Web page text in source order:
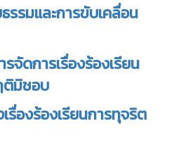
รรมและการขับเคลื่อน
จัดการเรื่องร้องเรียน
ติมิชอบ
รื่องร้องเรียนการทุจริต